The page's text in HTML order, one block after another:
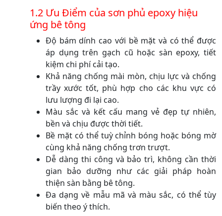
1.2 Ưu Điểm của sơn phủ epoxy hiệu
ứng bê tông
Độ bám dính cao với bề mặt và có thể được
áp dụng trên gạch cũ hoặc sàn epoxy, tiết
kiệm chi phí cải tạo.
Khả năng chống mài mòn, chịu lực và chống
trầy xước tốt, phù hợp cho các khu vực có
lưu lượng đi lại cao.
Màu sắc và kết cấu mang vẻ đẹp tự nhiên,
bền và chịu được thời tiết.
Bề mặt có thể tuỳ chỉnh bóng hoặc bóng mờ
cùng khả năng chống trơn trượt.
Dễ dàng thi công và bảo trì, không cần thời
gian bảo dưỡng như các giải pháp hoàn
thiện sàn bằng bê tông.
Đa dạng về mẫu mã và màu sắc, có thể tùy
biến theo ý thích.